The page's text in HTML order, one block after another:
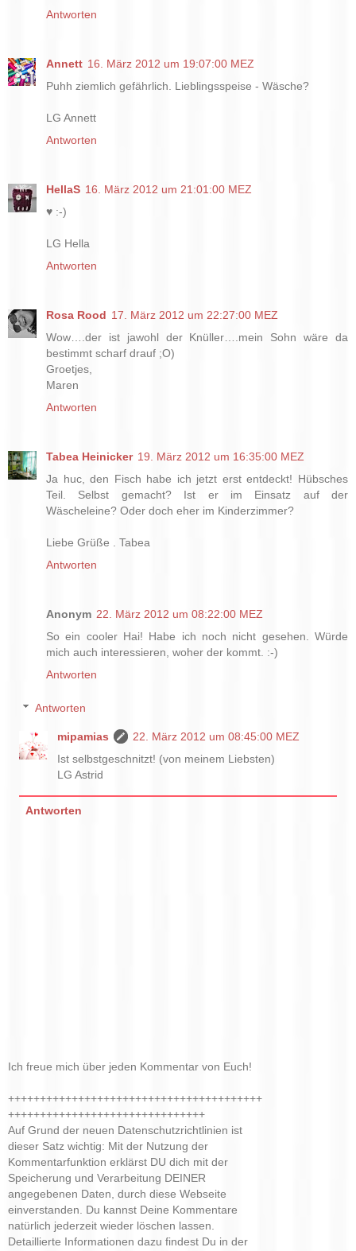
Antworten
Annett 16. März 2012 um 19:07:00 MEZ
Puhh ziemlich gefährlich. Lieblingsspeise - Wäsche?
LG Annett
Antworten
HellaS 16. März 2012 um 21:01:00 MEZ
♥ :-)
LG Hella
Antworten
Rosa Rood 17. März 2012 um 22:27:00 MEZ
Wow….der ist jawohl der Knüller….mein Sohn wäre da
bestimmt scharf drauf ;O)
Groetjes,
Maren
Antworten
Tabea Heinicker 19. März 2012 um 16:35:00 MEZ
Ja huc, den Fisch habe ich jetzt erst entdeckt! Hübsches
Teil. Selbst gemacht? Ist er im Einsatz auf der
Wäscheleine? Oder doch eher im Kinderzimmer?
Liebe Grüße . Tabea
Antworten
Anonym 22. März 2012 um 08:22:00 MEZ
So ein cooler Hai! Habe ich noch nicht gesehen. Würde
mich auch interessieren, woher der kommt. :-)
Antworten
Antworten
mipamias
22. März 2012 um 08:45:00 MEZ
Ist selbstgeschnitzt! (von meinem Liebsten)
LG Astrid
Antworten
Ich freue mich über jeden Kommentar von Euch!
++++++++++++++++++++++++++++++++++++++++
+++++++++++++++++++++++++++++++
Auf Grund der neuen Datenschutzrichtlinien ist
dieser Satz wichtig: Mit der Nutzung der
Kommentarfunktion erklärst DU dich mit der
Speicherung und Verarbeitung DEINER
angegebenen Daten, durch diese Webseite
einverstanden. Du kannst Deine Kommentare
natürlich jederzeit wieder löschen lassen.
Detaillierte Informationen dazu findest Du in der